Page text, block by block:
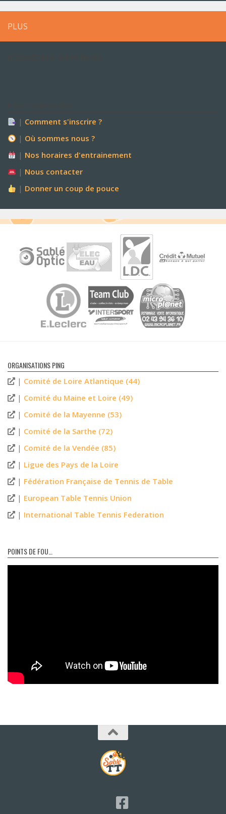
PLUS
| Comment s'inscrire ?
| Où sommes nous ?
| Nos horaires d'entrainement
| Nous contacter
| Donner un coup de pouce
ORGANISATIONS PING
| Comité de Loire Atlantique (44)
| Comité du Maine et Loire (49)
| Comité de la Mayenne (53)
| Comité de la Sarthe (72)
| Comité de la Vendée (85)
| Ligue des Pays de la Loire
| Fédération Française de Tennis de Table
| European Table Tennis Union
| International Table Tennis Federation
POINTS DE FOU…